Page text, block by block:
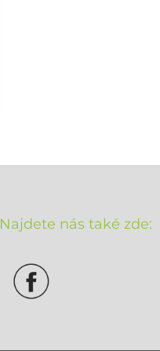
Najdete nás také zde: